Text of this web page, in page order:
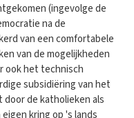
(ingevolge de
na de
van een comfortabele
van de mogelijkheden
ook het technisch
subsidiëring van het
de katholieken als
kring op 's lands